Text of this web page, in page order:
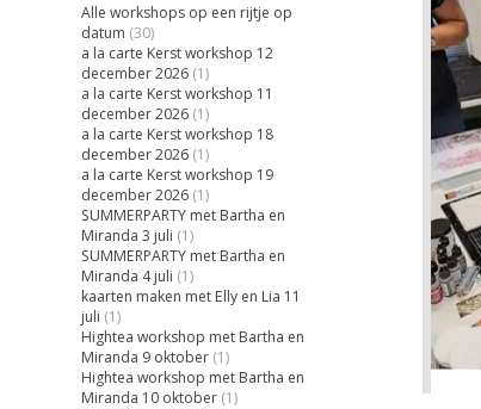
Alle workshops op een rijtje op
datum (30)
a la carte Kerst workshop 12
december 2026 (1)
a la carte Kerst workshop 11
december 2026 (1)
a la carte Kerst workshop 18
december 2026 (1)
a la carte Kerst workshop 19
december 2026 (1)
SUMMERPARTY met Bartha en
Miranda 3 juli (1)
SUMMERPARTY met Bartha en
Miranda 4 juli (1)
kaarten maken met Elly en Lia 11
juli (1)
Hightea workshop met Bartha en
Miranda 9 oktober (1)
Hightea workshop met Bartha en
Miranda 10 oktober (1)